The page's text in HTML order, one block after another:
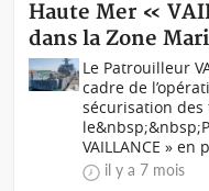
Haute Mer «
dans la Zone
Le Patrouilleur
cadre de
sécurisation des
VAILLANCE » en
il y a 7 mois